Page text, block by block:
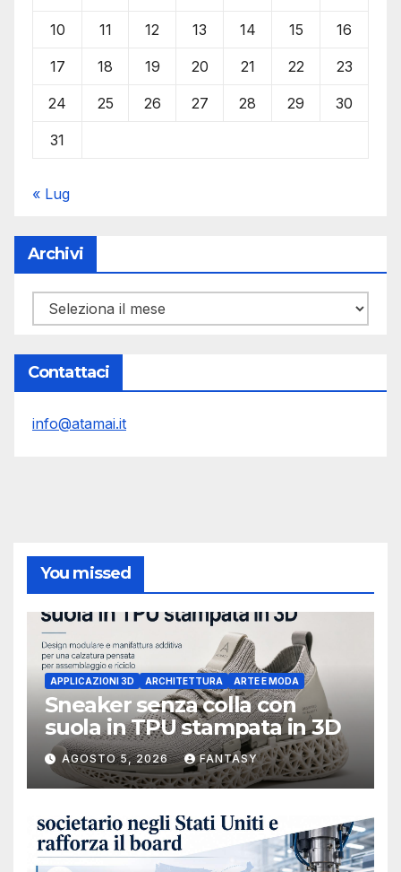
10 11 12 13 14 15 16
17 18 19 20 21 22 23
24 25 26 27 28 29 30
31
« Lug
Archivi
Archivi
Contattaci
info@atamai.it
You missed
APPLICAZIONI 3D ARCHITETTURA ARTE E MODA
Sneaker senza colla con
suola in TPU stampata in 3D
AGOSTO 5, 2026 FANTASY